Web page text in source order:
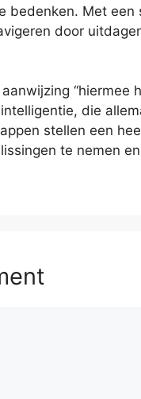
bedenken. Met
door
“hiermee
die
stellen een
te nemen